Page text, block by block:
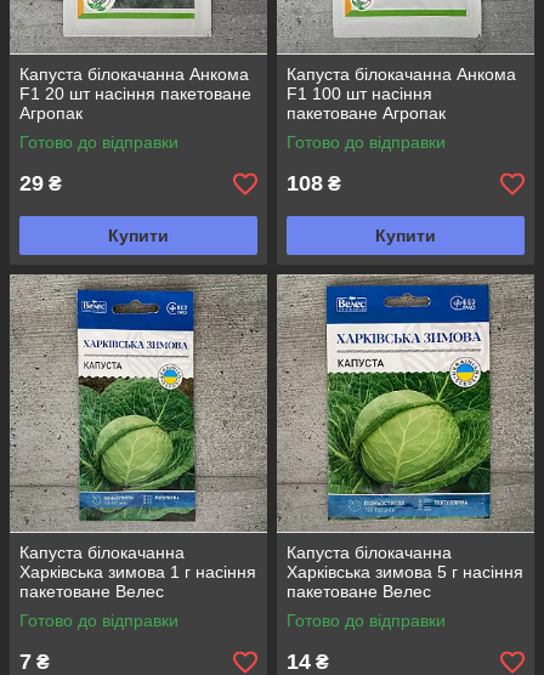
Капуста білокачанна Анкома
F1 20 шт насіння пакетоване
Агропак
Готово до відправки
29 ₴
Купити
Капуста білокачанна Анкома
F1 100 шт насіння
пакетоване Агропак
Готово до відправки
108 ₴
Купити
Капуста білокачанна
Харківська зимова 1 г насіння
пакетоване Велес
Готово до відправки
7 ₴
Капуста білокачанна
Харківська зимова 5 г насіння
пакетоване Велес
Готово до відправки
14 ₴